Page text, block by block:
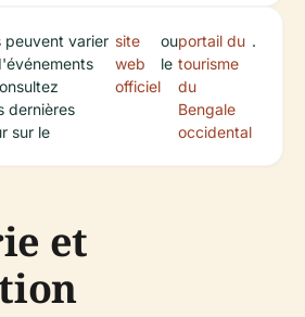
peuvent varier
dernières
sur le
site
web
officiel
ou
le
portail du
tourisme
du
Bengale
occidental
.
et